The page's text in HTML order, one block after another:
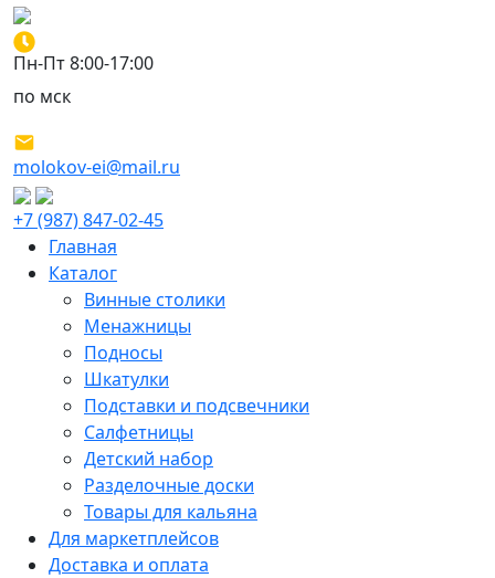
Пн-Пт 8:00-17:00
по мск
molokov-ei@mail.ru
+7 (987) 847-02-45
Главная
Каталог
Винные столики
Менажницы
Подносы
Шкатулки
Подставки и подсвечники
Салфетницы
Детский набор
Разделочные доски
Товары для кальяна
Для маркетплейсов
Доставка и оплата